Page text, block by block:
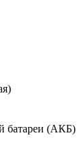
батареи (АКБ)